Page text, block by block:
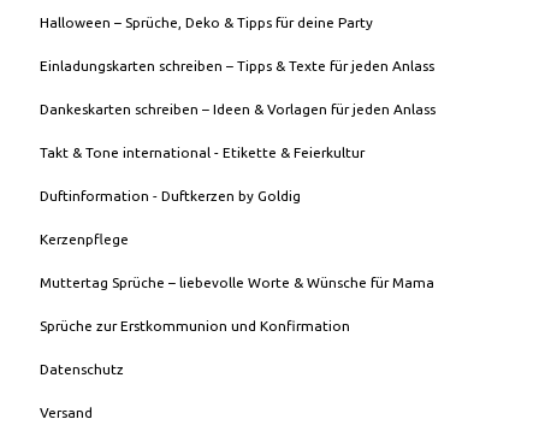
Halloween – Sprüche, Deko & Tipps für deine Party
Einladungskarten schreiben – Tipps & Texte für jeden Anlass
Dankeskarten schreiben – Ideen & Vorlagen für jeden Anlass
Takt & Tone international - Etikette & Feierkultur
Duftinformation - Duftkerzen by Goldig
Kerzenpflege
Muttertag Sprüche – liebevolle Worte & Wünsche für Mama
Sprüche zur Erstkommunion und Konfirmation
Datenschutz
Versand